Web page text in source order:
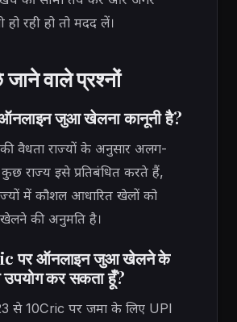
रही हो तो मदद लें।
वाले प्रश्नों
ऑनलाइन जुआ खेलना कानूनी है?
वैधता राज्यों के अनुसार अलग-
राज्य इसे प्रतिबंधित करते हैं,
में कौशल आधारित खेलों को
की अनुमति है।
पर ऑनलाइन जुआ खेलने के
उपयोग कर सकता हूँ?
से 10Cric पर जमा के लिए UPI